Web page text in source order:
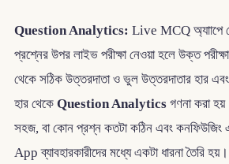
Question Analytics: Live MCQ অ্যাাপে
প্রশ্নের উপর লাইভ পরীক্ষা নেওয়া হলে উক্ত
থেকে সঠিক উত্তরদাতা ও ভুল উত্তরদাতার হার এবং
হার থেকে Question Analyticsগণনা করা
সহজ, বা কোন প্রশ্ন কতটা কঠিন এবং
App ব্যাবহারকারীদের মধ্যে একটা ধারনা তৈরি হয়।